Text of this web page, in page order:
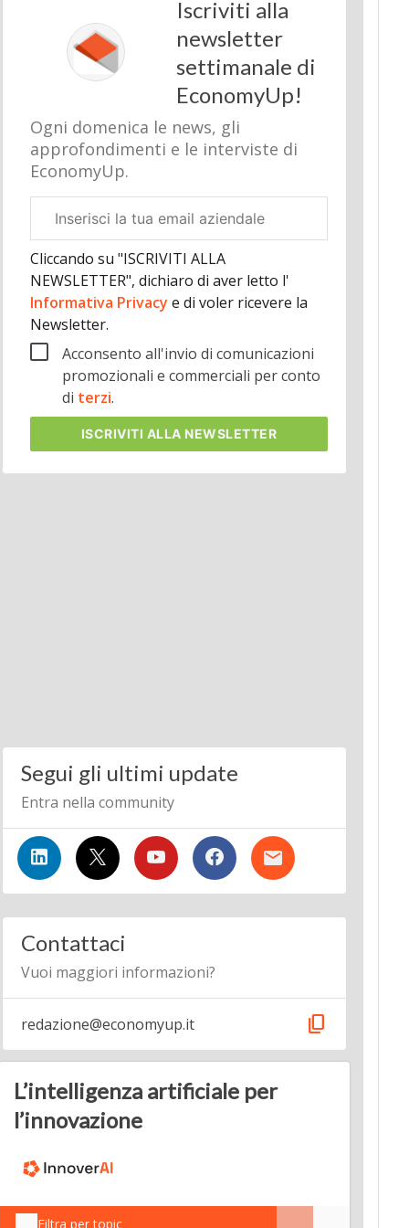
Iscriviti alla
newsletter
settimanale di
EconomyUp!
Ogni domenica le news, gli
approfondimenti e le interviste di
EconomyUp.
aziendale
Cliccando su "ISCRIVITI ALLA
NEWSLETTER", dichiaro di aver letto l'
Informativa Privacy e di voler ricevere la
Newsletter.
Acconsento all'invio di comunicazioni
promozionali e commerciali per conto
di terzi.
ISCRIVITI ALLA NEWSLETTER
Segui gli ultimi update
Entra nella community
Contattaci
Vuoi maggiori informazioni?
redazione@economyup.it content_copy
L’intelligenza artificiale per
l’innovazione
Filtra per topic